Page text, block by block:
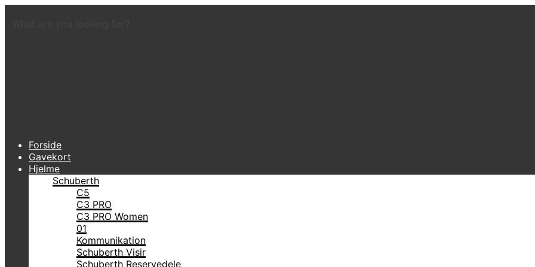
Forside
Gavekort
Hjelme
Schuberth
C5
C3 PRO
C3 PRO Women
01
Kommunikation
Schuberth Visir
Schuberth Reservedele